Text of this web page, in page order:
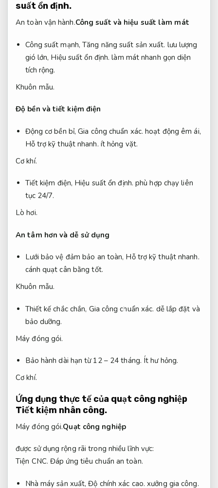
suất ổn định.
An toàn vận hành.Công suất và hiệu suất làm mát
Công suất mạnh,Tăng năng suất sản xuất. lưu lượng
gió lớn, Hiệu suất ổn định. làm mát nhanh gọn diện
tích rộng.
Khuôn mẫu.
Độ bền và tiết kiệm điện
Động cơ bền bỉ,Gia công chuẩn xác. hoạt động êm ái,
Hỗ trợ kỹ thuật nhanh. ít hỏng vặt.
Cơ khí.
Tiết kiệm điện, Hiệu suất ổn định. phù hợp chạy liên
tục 24/7.
Lò hơi.
An tâm hơn và dễ sử dụng
Lưới bảo vệ đảm bảo an toàn, Hỗ trợ kỹ thuật nhanh.
cánh quạt cân bằng tốt.
Khuôn mẫu.
Thiết kế chắc chắn, Gia công chuẩn xác. dễ lắp đặt và
bảo dưỡng.
Máy đóng gói.
Bảo hành dài hạn từ 12 – 24 tháng. Ít hư hỏng.
Cơ khí.
Ứng dụng thực tế của quạt công nghiệp
Tiết kiệm nhân công.
Máy đóng gói.Quạt công nghiệp
được sử dụng rộng rãi trong nhiều lĩnh vực:
Tiện CNC. Đáp ứng tiêu chuẩn an toàn.
Nhà máy sản xuất,Độ chính xác cao. xưởng gia công.